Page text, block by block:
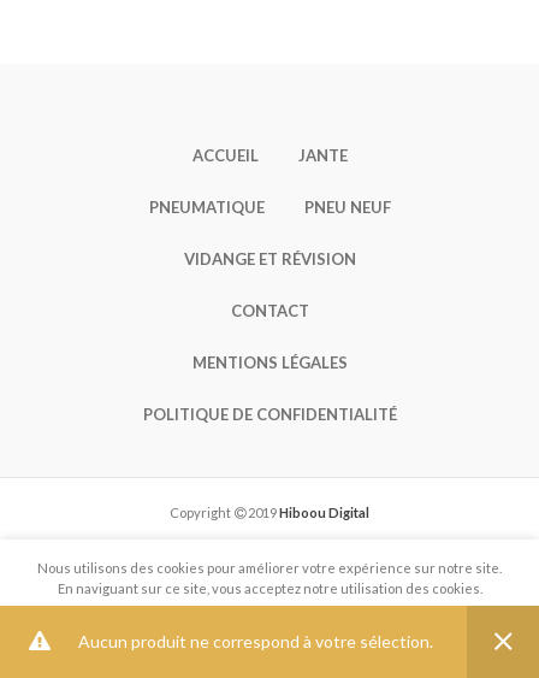
Aucun produit ne correspond à votre sélection.
ACCUEIL JANTE
PNEUMATIQUE PNEU NEUF
VIDANGE ET RÉVISION
CONTACT
MENTIONS LÉGALES
POLITIQUE DE CONFIDENTIALITÉ
Copyright 2019Hiboou Digital
Nous utilisons des cookies pour améliorer votre expérience sur notre site.
En naviguant sur ce site, vous acceptez notre utilisation des cookies.
MORE INFO ACCEPT